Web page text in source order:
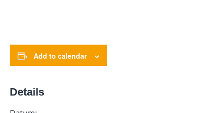
Add to calendar
Details